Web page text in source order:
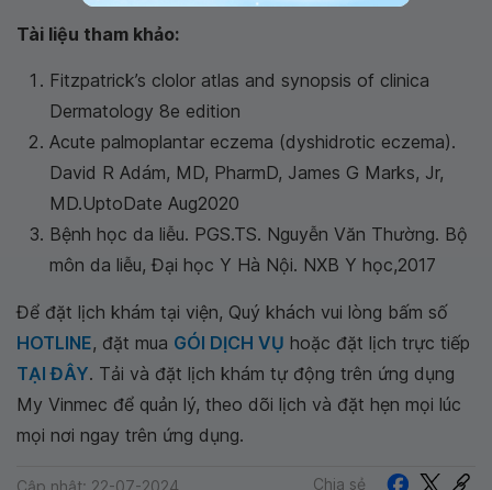
Tài liệu tham khảo:
Fitzpatrick’s clolor atlas and synopsis of clinica
Dermatology 8e edition
Acute palmoplantar eczema (dyshidrotic eczema).
David R Adám, MD, PharmD, James G Marks, Jr,
MD.UptoDate Aug2020
Bệnh học da liễu. PGS.TS. Nguyễn Văn Thường. Bộ
môn da liễu, Đại học Y Hà Nội. NXB Y học,2017
Để đặt lịch khám tại viện, Quý khách vui lòng bấm số
HOTLINE, đặt mua GÓI DỊCH VỤ hoặc đặt lịch trực tiếp
TẠI ĐÂY. Tải và đặt lịch khám tự động trên ứng dụng
My Vinmec để quản lý, theo dõi lịch và đặt hẹn mọi lúc
mọi nơi ngay trên ứng dụng.
Chia sẻ